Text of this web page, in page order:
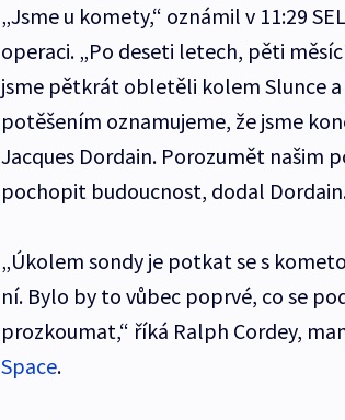
„Jsme u komety,“ oznámil v 11:29
operaci. „Po deseti letech, pěti
jsme pětkrát obletěli kolem Slunce
potěšením oznamujeme, že jsme
Jacques Dordain. Porozumět našim
pochopit budoucnost, dodal
„Úkolem sondy je potkat se s
ní. Bylo by to vůbec poprvé, co se
prozkoumat,“ říká Ralph Cordey,
Space.